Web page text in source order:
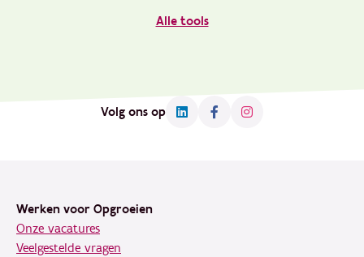
Alle tools
Volg ons op
Werken voor Opgroeien
Onze vacatures
Veelgestelde vragen